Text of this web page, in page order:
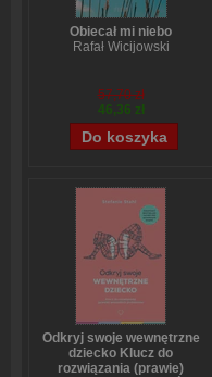
Obiecał mi niebo
Rafał Wicijowski
57,70 zł
46,36 zł
Odkryj swoje wewnętrzne
dziecko Klucz do
rozwiązania (prawie)